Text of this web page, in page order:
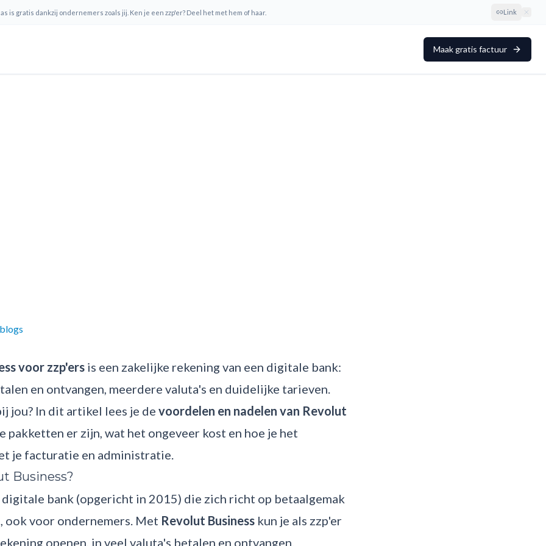
is gratis dankzij ondernemers zoals jij. Ken je een zzp'er? Deel het met hem of haar. Link
Maak gratis factuur
voor zzp'ers is een zakelijke rekening van een digitale bank:
en ontvangen, meerdere valuta's en duidelijke tarieven.
jou? In dit artikel lees je de voordelen en nadelen van Revolut
pakketten er zijn, wat het ongeveer kost en hoe je het
je facturatie en administratie.
Business?
bank (opgericht in 2015) die zich richt op betaalgemak
ook voor ondernemers. Met Revolut Business kun je als zzp'er
openen, in veel valuta's betalen en ontvangen,